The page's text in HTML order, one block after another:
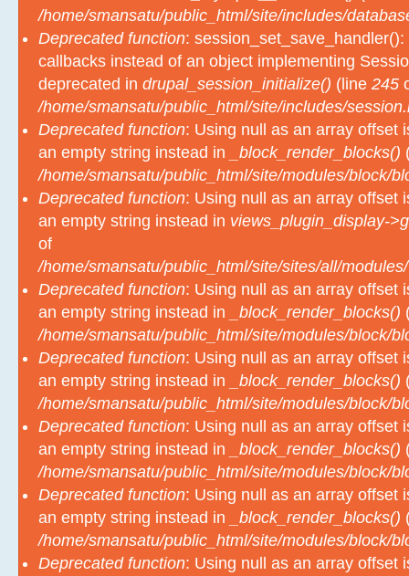
/home/smansatu/public_html/site/includes/
Deprecated function:
callbacks instead of an object implementing
deprecated in drupal_session_initialize() (line 245
/home/smansatu/public_html/site/includes/
Deprecated function: Using null as an array offset
an empty string instead in
_block_render_blocks()
/home/smansatu/public_html/site/modules/block/
Deprecated function: Using null as an array offset
an empty string instead in views_plugin_display-
of
/home/smansatu/public_html/site/sites/all/
Deprecated function: Using null as an array offset
an empty string instead in
_block_render_blocks()
/home/smansatu/public_html/site/modules/block/
Deprecated function: Using null as an array offset
an empty string instead in
_block_render_blocks()
/home/smansatu/public_html/site/modules/block/
Deprecated function: Using null as an array offset
an empty string instead in
_block_render_blocks()
/home/smansatu/public_html/site/modules/block/
Deprecated function: Using null as an array offset
an empty string instead in
_block_render_blocks()
/home/smansatu/public_html/site/modules/block/
Deprecated function: Using null as an array offset